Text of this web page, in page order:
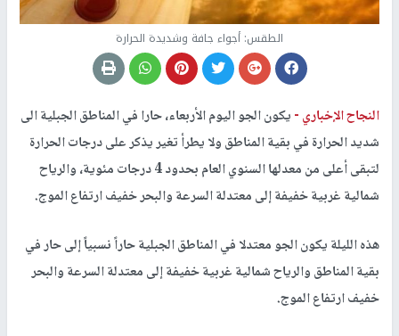
الطقس: أجواء جافة وشديدة الحرارة
النجاح الإخباري -يكون الجو اليوم الأربعاء، حارا في المناطق الجبلية الى
شديد الحرارة في بقية المناطق ولا يطرأ تغير يذكر على درجات الحرارة
لتبقى أعلى من معدلها السنوي العام بحدود 4 درجات مئوية، والرياح
شمالية غربية خفيفة إلى معتدلة السرعة والبحر خفيف ارتفاع الموج.
هذه الليلة يكون الجو معتدلا في المناطق الجبلية حاراً نسبياً إلى حار في
بقية المناطق والرياح شمالية غربية خفيفة إلى معتدلة السرعة والبحر
خفيف ارتفاع الموج.